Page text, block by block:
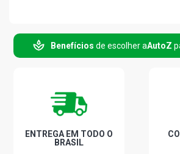
Benefícios de escolher aAutoZ
ENTREGA EM TODO O
BRASIL